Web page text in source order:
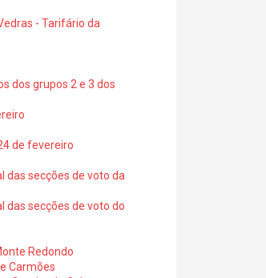
- Tarifário da
dos grupos 2 e 3 dos
de fevereiro
das secções de voto da
das secções de voto do
Redondo
Carmões